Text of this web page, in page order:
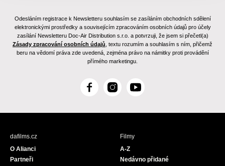
Odesláním registrace k Newsletteru souhlasím se zasíláním obchodních sdělení
elektronickými prostředky a souvisejícím zpracováním osobních údajů pro účely
zasílání Newsletteru Doc-Air Distribution s.r.o. a potvrzuji, že jsem si přečetl(a)
Zásady zpracování osobních údajů , textu rozumím a souhlasím s ním, přičemž
beru na vědomí práva zde uvedená, zejména právo na námitky proti provádění
přímého marketingu.
F
c
I
s
Y
u
dafilms.cz
O Alianci
Partneři
Filmy
A-Z
Nedávno přidané